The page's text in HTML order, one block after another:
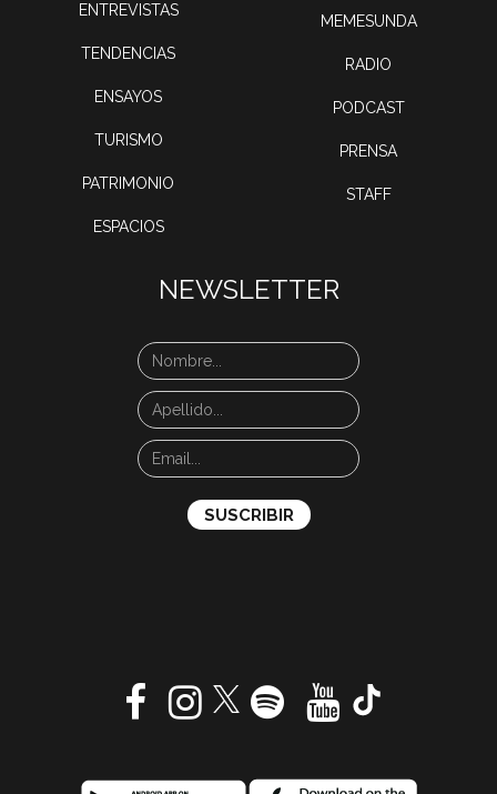
ENTREVISTAS
TENDENCIAS
ENSAYOS
TURISMO
PATRIMONIO
ESPACIOS
MEMESUNDA
RADIO
PODCAST
PRENSA
STAFF
NEWSLETTER